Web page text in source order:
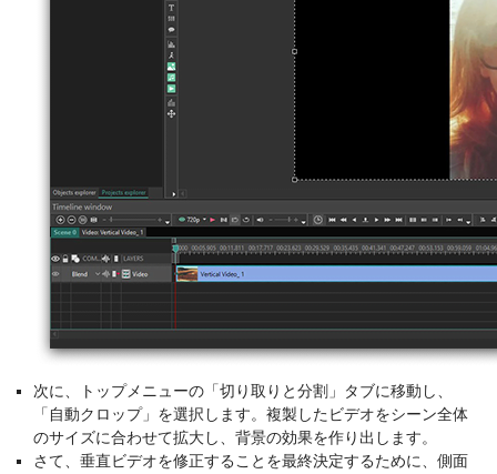
次に、トップメニューの「切り取りと分割」タブに移動し、
「自動クロップ」を選択します。複製したビデオをシーン全体
のサイズに合わせて拡大し、背景の効果を作り出します。
さて、垂直ビデオを修正することを最終決定するために、側面